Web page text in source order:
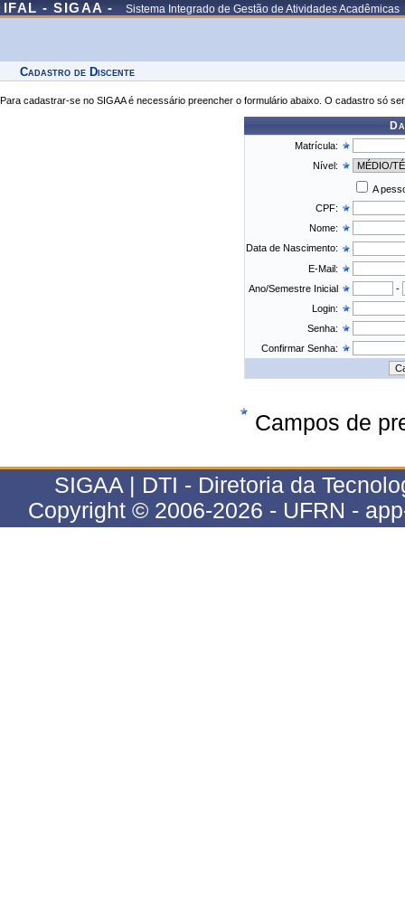
IFAL - SIGAA - Sistema Integrado de Gestão de Atividades Acadêmicas
Cadastro de Discente
Para cadastrar-se no SIGAA é necessário preencher o formulário abaixo. O cadastro só
Matrícula:
Nível:
A
CPF:
Nome:
Data de Nascimento:
E-Mail:
Ano/Semestre Inicial
-
Login:
Senha:
Confirmar Senha:
Campos de
SIGAA | DTI - Diretoria da
Copyright © 2006-2026 - UFRN -